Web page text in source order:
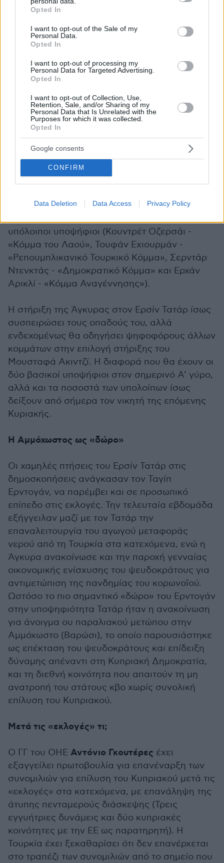
grant or deny consent to Google and its third-party tags to
use your data for below specified purposes in below Google
consent section.
Opted In
I want to opt-out of the Sale of my
Personal Data.
Opted In
I want to opt-out of processing my
Personal Data for Targeted Advertising.
Opted In
I want to opt-out of Collection, Use,
Retention, Sale, and/or Sharing of my
Personal Data that Is Unrelated with the
Purposes for which it was collected.
Opted In
Google consents
CONFIRM
Data Deletion Data Access Privacy Policy
ανταπόκριση. Η πρεσβεία της Τουρκίας στο
ζητώντας να μείνει έξω από την προεκλογική
αντιπαράθεση η Τουρκία
Ανοιχτοί λογαριασμοί στο β’ γύρο
Όλες οι δημοσκοπήσεις δείχνουν πως
πρόκειται για διαδικασία δύο γύρων, καθώς
δύσκολα οποιοσδήποτε από τους υποψήφιους
θα μπορούσε να αγγίξει το 50% των
ψηφοφόρων. Το πιθανότερο είναι οι Ακιντζί και
Τατάρ να βρεθούν απέναντι την ερχόμενη
Κυπριακή, εκπροσωπώντας την Αριστερά και
για την σχέση με την Τουρκία και το Κυπριακό.
υπόλοιποι υποψήφιοι (Κουντρέτ Οζερσάι -
«Κόμμα του Λαού», Τουφάν Εχιουρμάν -
«Ρεπουμπλικανικό Τουρκικό Κόμμα», Σερντάρ
Ντενκτάς - «Δημοκρατικό Κόμμα» και Ερχάν
Αρικλί - «Κόμμα Αναγέννησης»).
Η στήριξη της Άγκυρας στον Ερσίν Τατάρ ίσως
συσπειρώσει τους οπαδούς του, αλλά
ενδεχομένως θα οδηγήσει ψηφοφόρους άλλων
κομμάτων στην επιλογή στήριξης του
Μουσταφά Ακιντζί. Η διαφορά που θα έχουν οι
δύο βασικοί υποψήφιοι στον σημερινό Α’ γύρο,
αλλά και τα ποσοστά των υπολοίπων ίσως
δείξουν από σήμερα τον νικητή της επόμενης
Κυριακής.
Η Αμμόχωστος ως «δώρο»
Οι χαμηλές πτήσεις του Ερσίν Τατάρ στις
δημοσκοπήσεις ανάγκασαν τον Ταγίπ
Ερντογάν, να παρέμβει και σε προσωπικό
επίπεδο στις εκλογές. Την τελευταία εβδομάδα
εξήγγειλαν μαζί με τον Τατάρ την
επαναλειτουργία του αγωγού μεταφοράς
νερού από τη Τουρκία στα κατεχόμενα, ενώ η
Άγκυρα ανακοίνωσε και την παροχή γενναίας
οικονομικής ενίσχυσης του ψευδοκράτους για
αντιμετώπιση της πανδημίας του κορωνοϊού.
Ωστόσο το πιο σημαντικό «δώρο» του Ερντογάν
στην υποψηφιότητα Τατάρ ήταν η ανακοίνωση
για άνοιγμα ου παραλιακού μετώπου στην
Αμμόχωστο (Βαρώσι), το οποίο παρουσιάστηκε
ως επέκταση του ψευδοκράτους και επίδειξη
δύναμης απέναντι στη Κυπριακή Δημοκρατία,
και τη διεθνή κοινότητα που απαιτούν τη μη
ανατροπή του στάτους κβο χωρίς συνολική
επίλυση του Κυπριακού.
Μετά τις «εκλογές» τι;
Ο ΓΓ του ΟΗΕ Αντόνιο Γκουτέρες έχει
εξαγγείλει πρωτοβουλία για επανέναρξη των
συνομιλιών για επίλυση του Κυπριακού μετά τις
«εκλογές» στα κατεχόμενα, με επανάληψη της
άτυπης πενταμερούς διάσκεψης (Τρεις
εγγυήτριες δυνάμεις και δύο κυπριακές
κοινότητες με την ΕΕ ως παρατηρητή). Η
Τουρκία έχει ξεκαθαρίσει ότι δεν επανέρχεται
στο τραπέζι των συνομιλιών από το σημείο που